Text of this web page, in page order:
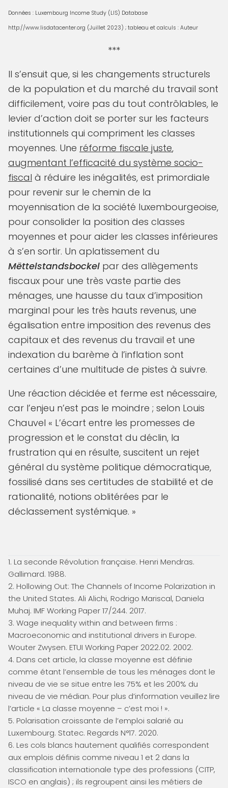
Données : Luxembourg Income Study (LIS) Database
http://www.lisdatacenter.org (Juillet 2023) ; tableau et calculs : Auteur
***
Il s’ensuit que, si les changements structurels
de la population et du marché du travail sont
difficilement, voire pas du tout contrôlables, le
levier d’action doit se porter sur les facteurs
institutionnels qui compriment les classes
moyennes. Une réforme fiscale juste,
augmentant l’efficacité du système socio-
fiscal à réduire les inégalités, est primordiale
pour revenir sur le chemin de la
moyennisation de la société luxembourgeoise,
pour consolider la position des classes
moyennes et pour aider les classes inférieures
à s’en sortir. Un aplatissement du
Mëttelstandsbockel par des allègements
fiscaux pour une très vaste partie des
ménages, une hausse du taux d’imposition
marginal pour les très hauts revenus, une
égalisation entre imposition des revenus des
capitaux et des revenus du travail et une
indexation du barème à l’inflation sont
certaines d’une multitude de pistes à suivre.
Une réaction décidée et ferme est nécessaire,
car l’enjeu n’est pas le moindre ; selon Louis
Chauvel « L’écart entre les promesses de
progression et le constat du déclin, la
frustration qui en résulte, suscitent un rejet
général du système politique démocratique,
fossilisé dans ses certitudes de stabilité et de
rationalité, notions oblitérées par le
déclassement systémique. »
1. La seconde Révolution française. Henri Mendras.
Gallimard. 1988.
2. Hollowing Out: The Channels of Income Polarization in
the United States. Ali Alichi, Rodrigo Mariscal, Daniela
Muhaj. IMF Working Paper 17/244. 2017.
3. Wage inequality within and between firms :
Macroeconomic and institutional drivers in Europe.
Wouter Zwysen. ETUI Working Paper 2022.02. 2002.
4. Dans cet article, la classe moyenne est définie
comme étant l’ensemble de tous les ménages dont le
niveau de vie se situe entre les 75% et les 200% du
niveau de vie médian. Pour plus d’information veuillez lire
l’article « La classe moyenne – c’est moi ! ».
5. Polarisation croissante de l’emploi salarié au
Luxembourg. Statec. Regards N°17. 2020.
6. Les cols blancs hautement qualifiés correspondent
aux emplois définis comme niveau 1 et 2 dans la
classification internationale type des professions (CITP,
ISCO en anglais) ; ils regroupent ainsi les métiers de